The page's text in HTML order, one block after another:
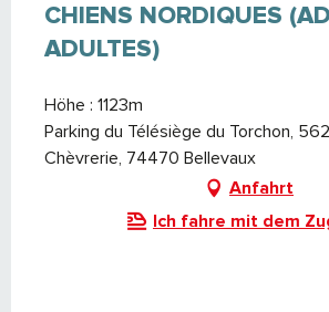
CHIENS NORDIQUES
ADULTES)
Höhe : 1123m
Parking du Télésiège du Torchon,
Chèvrerie, 74470 Bellevaux
Anfahrt
Ich fahre mit dem